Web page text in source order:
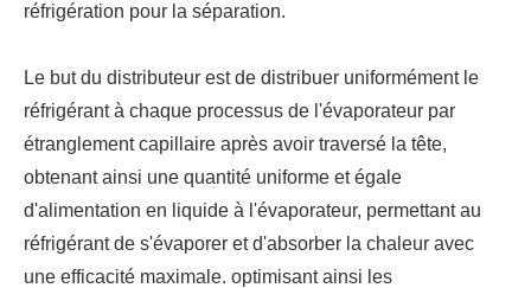
réfrigération pour la séparation.
Le but du distributeur est de distribuer uniformément le
réfrigérant à chaque processus de l'évaporateur par
étranglement capillaire après avoir traversé la tête,
obtenant ainsi une quantité uniforme et égale
d'alimentation en liquide à l'évaporateur, permettant au
réfrigérant de s'évaporer et d'absorber la chaleur avec
une efficacité maximale. optimisant ainsi les